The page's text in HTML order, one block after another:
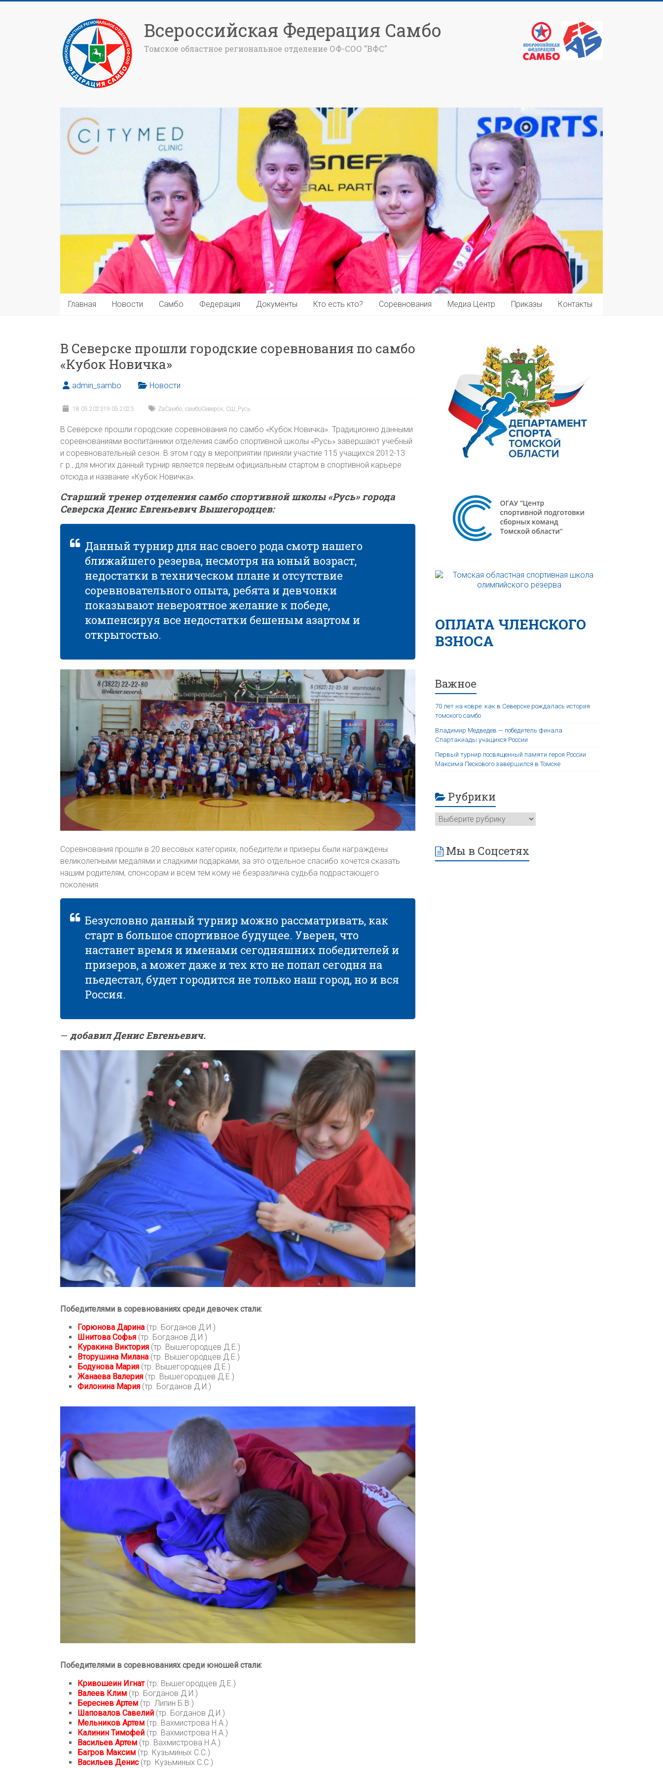
Всероссийская Федерация Самбо
Томское областное региональное отделение ОФ-СОО "ВФС"
Главная Новости Самбо Федерация Документы Кто есть кто? Соревнования Медиа Центр Приказы Контакты
В Северске прошли городские соревнования по самбо
«Кубок Новичка»
admin_sambo Новости
18.05.202319.05.2023 ZaСамбо, самбоСеверск, СШ_Русь
В Северске прошли городские соревнования по самбо «Кубок Новичка». Традиционно данными
соревнованиями воспитанники отделения самбо спортивной школы «Русь» завершают учебный
и соревновательный сезон. В этом году в мероприятии приняли участие 115 учащихся 2012-13
г.р., для многих данный турнир является первым официальным стартом в спортивной карьере
отсюда и название «Кубок Новичка».
Старший тренер отделения самбо спортивной школы «Русь» города
Северска Денис Евгеньевич Вышегородцев:
Данный турнир для нас своего рода смотр нашего
ближайшего резерва, несмотря на юный возраст,
недостатки в техническом плане и отсутствие
соревновательного опыта, ребята и девчонки
показывают невероятное желание к победе,
компенсируя все недостатки бешеным азартом и
открытостью.
Соревнования прошли в 20 весовых категориях, победители и призеры были награждены
великолепными медалями и сладкими подарками, за это отдельное спасибо хочется сказать
нашим родителям, спонсорам и всем тем кому не безразлична судьба подрастающего
поколения.
Безусловно данный турнир можно рассматривать, как
старт в большое спортивное будущее. Уверен, что
настанет время и именами сегодняшних победителей и
призеров, а может даже и тех кто не попал сегодня на
пьедестал, будет городится не только наш город, но и вся
Россия.
— добавил Денис Евгеньевич.
Победителями в соревнованиях среди девочек стали:
Горюнова Дарина (тр. Богданов Д.И.)
Шнитова Софья (тр. Богданов Д.И.)
Куракина Виктория (тр. Вышегородцев Д.Е.)
Вторушина Милана (тр. Вышегородцев Д.Е.)
Бодунова Мария (тр. Вышегородцев Д.Е.)
Жанаева Валерия (тр. Вышегородцев Д.Е.)
Филонина Мария (тр. Богданов Д.И.)
Победителями в соревнованиях среди юношей стали:
Кривошеин Игнат(тр. Вышегородцев Д.Е.)
Валеев Клим (тр. Богданов Д.И.)
Береснев Артем (тр. Липин Б.В.)
Шаповалов Савелий (тр. Богданов Д.И.)
Мельников Артем (тр. Вахмистрова Н.А.)
Калинин Тимофей (тр. Вахмистрова Н.А.)
Васильев Артем (тр. Вахмистрова Н.А.)
Багров Максим (тр. Кузьминых С.С.)
Васильев Денис(тр. Кузьминых С.С.)
ОПЛАТА ЧЛЕНСКОГО
ВЗНОСА
Важное
70 лет на ковре: как в Северске рождалась история
томского самбо
Владимир Медведев — победитель финала
Спартакиады учащихся России
Первый турнир посвященный памяти героя России
Максима Пескового завершился в Томске
Рубрики
Мы в Соцсетях